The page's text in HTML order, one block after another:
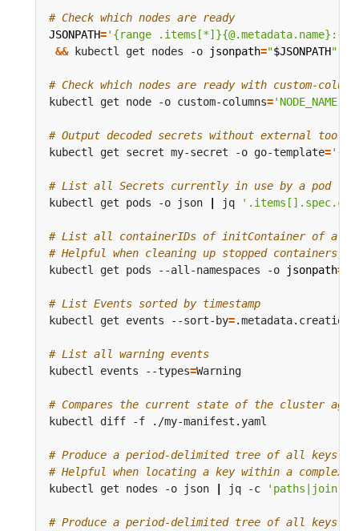
# Check which nodes are ready
JSONPATH='{range
&& kubectl get nodes -o jsonpath="$JSONPATH"
# Check which nodes are ready with custom-
kubectl get node -o custom-columns=
# Output decoded secrets without external tools
kubectl get secret my-secret -o go-template=
# List all Secrets currently in use by a pod
kubectl get pods -o json
jq
# List all containerIDs of initContainer of all
# Helpful when cleaning up stopped
kubectl get pods --all-namespaces -o
jsonpath=
# List Events sorted by timestamp
kubectl get events --sort-by=
# List all warning events
kubectl events --types=
# Compares the current state of the cluster
# Produce a period-delimited tree of all keys
# Helpful when locating a key within a complex
kubectl get nodes -o json
jq -c
# Produce a period-delimited tree of all keys